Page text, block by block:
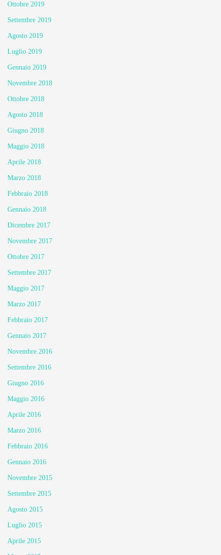
Ottobre 2019
Settembre 2019
Agosto 2019
Luglio 2019
Gennaio 2019
Novembre 2018
Ottobre 2018
Agosto 2018
Giugno 2018
Maggio 2018
Aprile 2018
Marzo 2018
Febbraio 2018
Gennaio 2018
Dicembre 2017
Novembre 2017
Ottobre 2017
Settembre 2017
Maggio 2017
Marzo 2017
Febbraio 2017
Gennaio 2017
Novembre 2016
Settembre 2016
Giugno 2016
Maggio 2016
Aprile 2016
Marzo 2016
Febbraio 2016
Gennaio 2016
Novembre 2015
Settembre 2015
Agosto 2015
Luglio 2015
Aprile 2015